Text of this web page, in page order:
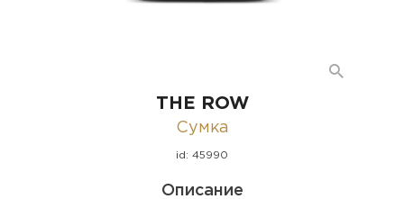
THE ROW
Сумка
id: 45990
Описание